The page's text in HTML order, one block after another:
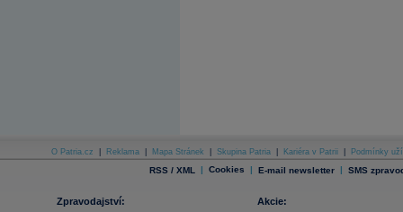
O Patria.cz Reklama Mapa Stránek Skupina Patria Kariéra v Patrii Podmínky
RSS / XML | Cookies | E-mail newsletter | SMS
Zpravodajství:
Akcie: